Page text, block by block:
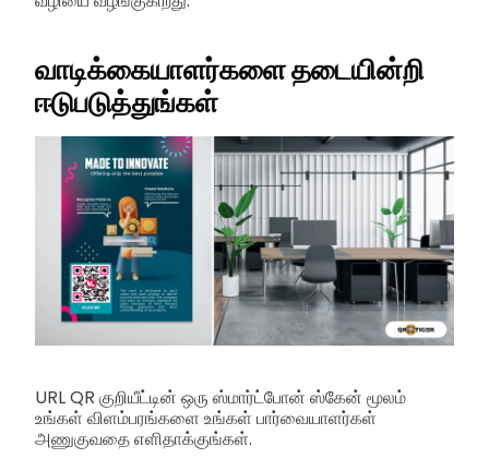
வாடிக்கையாளர்களை தடையின்றி
ஈடுபடுத்துங்கள்
URL QR குறியீட்டின் ஒரு ஸ்மார்ட்போன் ஸ்கேன் மூலம்
உங்கள் விளம்பரங்களை உங்கள் பார்வையாளர்கள்
அணுகுவதை எளிதாக்குங்கள்.